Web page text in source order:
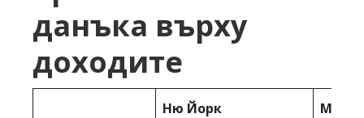
данъка върху
доходите
Ню Йорк